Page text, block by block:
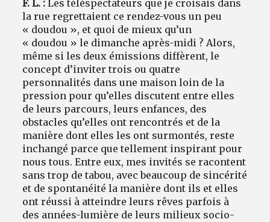
F. L. :Les téléspectateurs que je croisais dans
la rue regrettaient ce rendez-vous un peu
« doudou », et quoi de mieux qu’un
« doudou » le dimanche après-midi ? Alors,
même si les deux émissions diffèrent, le
concept d’inviter trois ou quatre
personnalités dans une maison loin de la
pression pour qu’elles discutent entre elles
de leurs parcours, leurs enfances, des
obstacles qu’elles ont rencontrés et de la
manière dont elles les ont surmontés, reste
inchangé parce que tellement inspirant pour
nous tous. Entre eux, mes invités se racontent
sans trop de tabou, avec beaucoup de sincérité
et de spontanéité la manière dont ils et elles
ont réussi à atteindre leurs rêves parfois à
des années-lumière de leurs milieux socio-